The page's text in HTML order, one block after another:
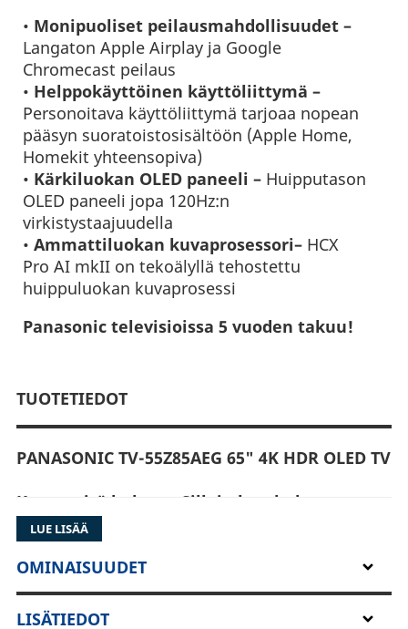
• Monipuoliset peilausmahdollisuudet –
Langaton Apple Airplay ja Google
Chromecast peilaus
• Helppokäyttöinen käyttöliittymä –
Personoitava käyttöliittymä tarjoaa nopean
pääsyn suoratoistosisältöön (Apple Home,
Homekit yhteensopiva)
• Kärkiluokan OLED paneeli – Huipputason
OLED paneeli jopa 120Hz:n
virkistystaajuudella
•Ammattiluokan kuvaprosessori– HCX
Pro AI mkII on tekoälyllä tehostettu
huippuluokan kuvaprosessi
Panasonic televisioissa 5 vuoden takuu!
TUOTETIEDOT
PANASONIC TV-55Z85AEG 65" 4K HDR OLED TV
Katso mitä haluat - Silloin kun haluat
Parasta viihdettä Panasonic TV:llä, jossa on nyt
sisäänrakennettu Fire TV. Tutustu valioluokan
ominaisuuksiin, jotka vievät
katselukokemuksesi uudelle tasolle. Tutustu
LUE LISÄÄ
OMINAISUUDET
LISÄTIEDOT